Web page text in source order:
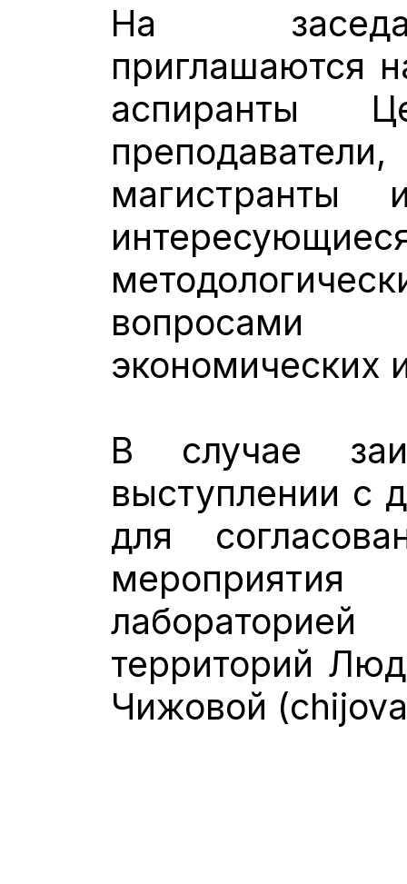
На
приглашаются
аспиранты
магистранты
экономических
В случае
выступлении с
для
территорий
Чижовой